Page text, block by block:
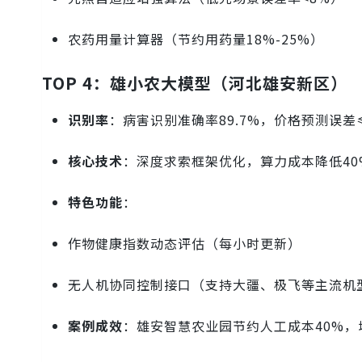
农药用量计算器（节约用药量18%-25%）
TOP 4：雄小农大模型（河北雄安新区）
识别率：病害识别准确率89.7%，价格预测误
核心技术：深度求索框架优化，算力成本降低
特色功能：
作物健康指数动态评估（每小时更新）
无人机协同控制接口（支持大疆、极飞等主流机
案例成效：雄安智慧农业园节约人工成本40%